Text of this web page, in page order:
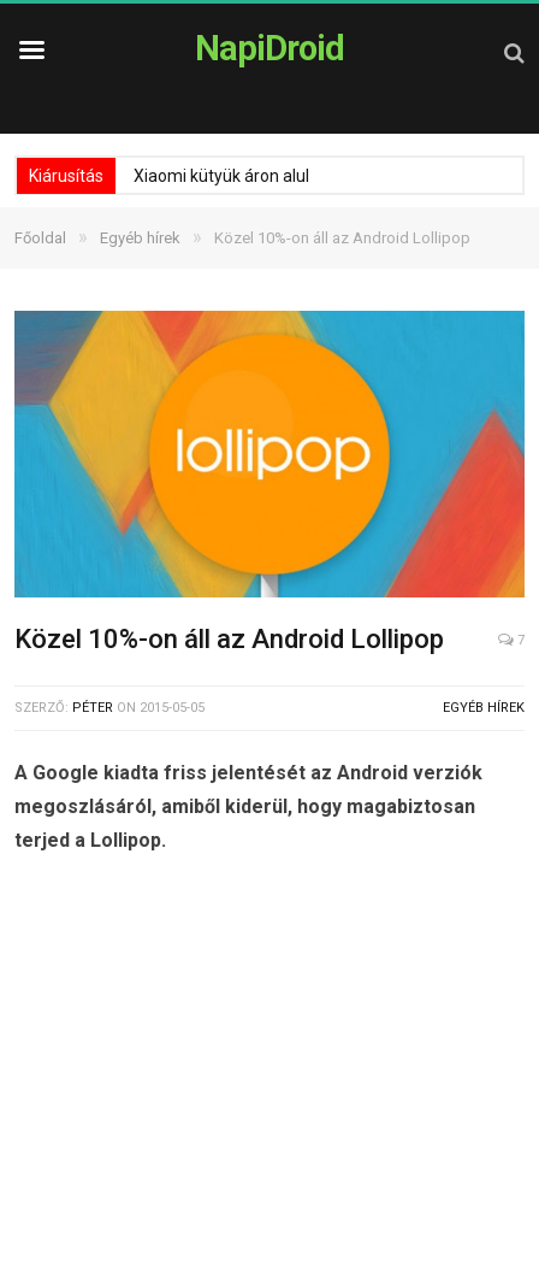
NapiDroid
Kiárusítás Xiaomi kütyük áron alul
Főoldal » Egyéb hírek » Közel 10%-on áll az Android Lollipop
Közel 10%-on áll az Android Lollipop 7
SZERZŐ: PÉTER ON 2015-05-05 EGYÉB HÍREK
A Google kiadta friss jelentését az Android verziók
megoszlásáról, amiből kiderül, hogy magabiztosan
terjed a Lollipop.